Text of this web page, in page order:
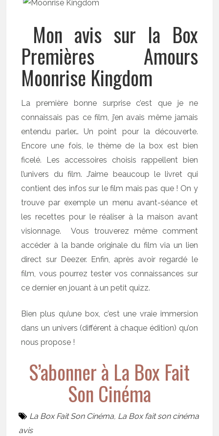
Mon avis sur la Box
Premières Amours
Moonrise Kingdom
La première bonne surprise c’est que je ne
connaissais pas ce film, j’en avais même jamais
entendu parler… Un point pour la découverte.
Encore une fois, le thème de la box est bien
ficelé. Les accessoires choisis rappellent bien
l’univers du film. J’aime beaucoup le livret qui
contient des infos sur le film mais pas que ! On y
trouve par exemple un menu avant-séance et
les recettes pour le réaliser à la maison avant
visionnage. Vous trouverez même comment
accéder à la bande originale du film via un lien
direct sur Deezer. Enfin, après avoir regardé le
film, vous pourrez tester vos connaissances sur
ce dernier en jouant à un petit quizz.
Bien plus qu’une box, c’est une vraie immersion
dans un univers (différent à chaque édition) qu’on
nous propose !
S’abonner à La Box Fait
Son Cinéma
La Box Fait Son Cinéma, La Box fait son cinéma
avis